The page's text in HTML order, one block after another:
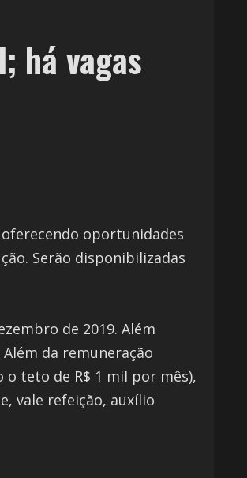
há vagas
oportunidades
Serão disponibilizadas
de 2019. Além
da remuneração
o teto de R$ 1 mil por mês),
vale refeição, auxílio